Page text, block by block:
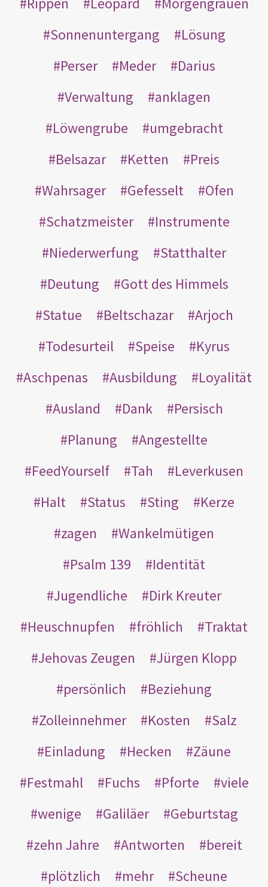
Sonnenuntergang
Lösung
Perser
Meder
Darius
Verwaltung
anklagen
Löwengrube
umgebracht
Belsazar
Ketten
Preis
Wahrsager
Gefesselt
Ofen
Schatzmeister
Instrumente
Niederwerfung
Statthalter
Deutung
Gott des Himmels
Statue
Beltschazar
Arjoch
Todesurteil
Speise
Kyrus
Aschpenas
Ausbildung
Loyalität
Ausland
Dank
Persisch
Planung
Angestellte
FeedYourself
Tah
Leverkusen
Halt
Status Sting
Kerze
zagen
Wankelmütigen
Psalm 139
Identität
Jugendliche
Dirk Kreuter
Heuschnupfen
fröhlich
Traktat
Jehovas Zeugen
Jürgen Klopp
persönlich
Beziehung
Zolleinnehmer
Kosten
Salz
Einladung
Hecken
Zäune
Festmahl
Fuchs Pforte
viele
wenige
Galiläer
Geburtstag
zehn Jahre
Antworten
bereit
plötzlich
mehr Scheune